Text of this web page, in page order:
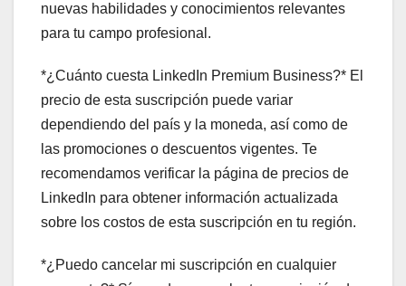
nuevas habilidades y conocimientos relevantes
para tu campo profesional.
*¿Cuánto cuesta LinkedIn Premium Business?* El
precio de esta suscripción puede variar
dependiendo del país y la moneda, así como de
las promociones o descuentos vigentes. Te
recomendamos verificar la página de precios de
LinkedIn para obtener información actualizada
sobre los costos de esta suscripción en tu región.
*¿Puedo cancelar mi suscripción en cualquier